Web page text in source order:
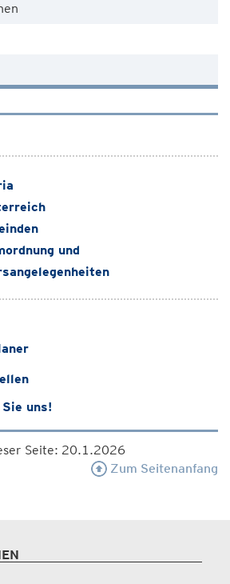
und
uns!
Seite: 20.1.2026
Zum Seitenanfang